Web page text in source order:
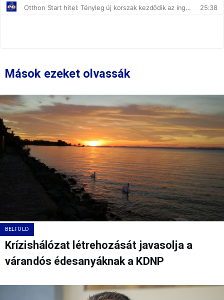
Mások ezeket olvassák
BELFÖLD
Krízishálózat létrehozását javasolja a
várandós édesanyáknak a KDNP